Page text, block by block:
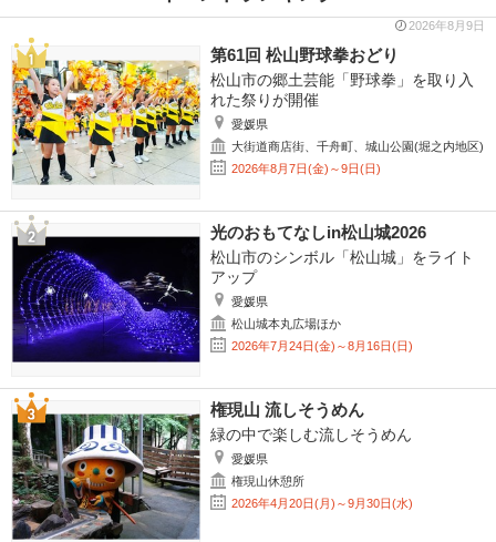
2026年8月9日
第61回 松山野球拳おどり
松山市の郷土芸能「野球拳」を取り入
れた祭りが開催
愛媛県
大街道商店街、千舟町、城山公園(堀之内地区)
2026年8月7日(金)～9日(日)
光のおもてなしin松山城2026
松山市のシンボル「松山城」をライト
アップ
愛媛県
松山城本丸広場ほか
2026年7月24日(金)～8月16日(日)
権現山 流しそうめん
緑の中で楽しむ流しそうめん
愛媛県
権現山休憩所
2026年4月20日(月)～9月30日(水)